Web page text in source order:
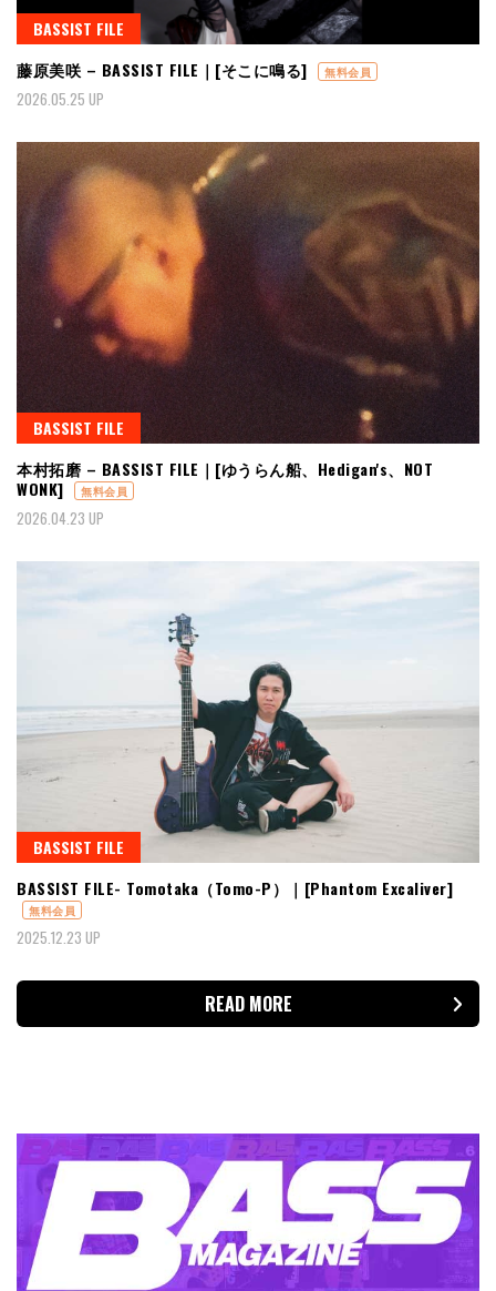
BASSIST FILE
藤原美咲 – BASSIST FILE｜[そこに鳴る]
無料会員
2026.05.25 UP
BASSIST FILE
本村拓磨 – BASSIST FILE｜[ゆうらん船、Hedigan's、NOT
WONK]
無料会員
2026.04.23 UP
BASSIST FILE
BASSIST FILE- Tomotaka（Tomo-P）｜[Phantom Excaliver]
無料会員
2025.12.23 UP
READ MORE